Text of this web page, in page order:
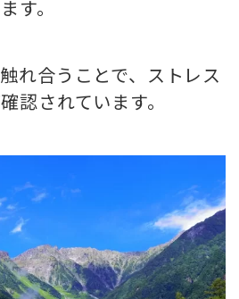
す。
れ合うことで、ストレス
認されています。